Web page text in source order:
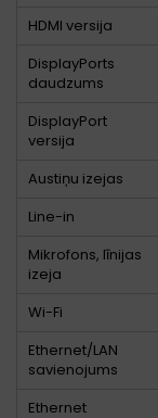
HDMI versija
DisplayPorts
daudzums
DisplayPort
versija
Austiņu izejas
Line-in
Mikrofons, līnijas
izeja
Wi-Fi
Ethernet/LAN
savienojums
Ethernet